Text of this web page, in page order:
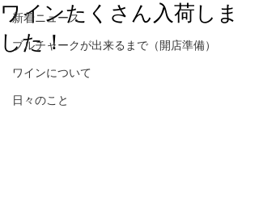
新着ニュース
ブルチャークが出来るまで（開店準備）
ワインについて
日々のこと
ワインたくさん入荷しま
した！